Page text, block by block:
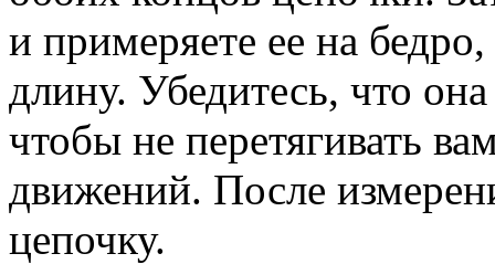
и примеряете ее на
длину. Убедитесь, что
чтобы не перетягивать
движений. После
цепочку.